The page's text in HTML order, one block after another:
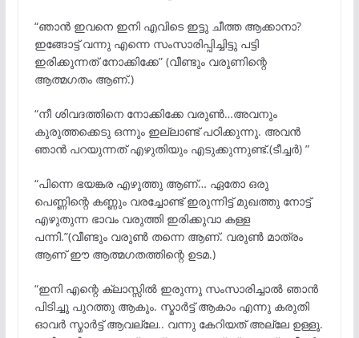
“ഞാൻ ഇവനെ ഇനി എവിടെ ഇട്ടു ചീത്ത ആക്കാനാ?
ഇങ്ങോട്ട് വന്നു എന്നെ സംസാരിപ്പിച്ചിട്ടു പട്ടി
ഇരിക്കുന്നത് നോക്കിക്കേ” (വീണ്ടും വരുണിന്റെ
ആത്മഗതം ആണ്.)
“നീ ശിവദത്തിനെ നോക്കിക്കേ വരുൺ…അവനും
കുരുത്തക്കെടു ഒന്നും ഇല്ലാണ്ട് പഠിക്കുന്നു. അവൻ
ഞാൻ പറയുന്നത് എഴുതിയും എടുക്കുന്നുണ്ട്.(ടീച്ചർ) ”
“പിന്നെ ഭയങ്കര എഴുത്തു ആണ്… ഏതോ ഒരു
പെണ്ണിന്റെ കണ്ണും വരച്ചോണ്ട് ഇരുന്നിട്ട് മുഖത്തു നോട്ട്
എഴുതുന്ന ഭാവം വരുത്തി ഇരിക്കുവാ കള്ള
പന്നി.”(വീണ്ടും വരുൺ തന്നെ ആണ്. വരുൺ മാത്രം
ആണ് ഈ ആത്മഗതത്തിന്റെ ഉടമ.)
“ഇനി എന്റെ ക്ലാസ്സിൽ ഇരുന്നു സംസാരിച്ചാൽ ഞാൻ
പിടിച്ചു പുറത്തു ആകും. സ്മാർട്ട്‌ ആകാം എന്നു കരുതി
ഓവർ സ്മാർട്ട്‌ ആവല്ലേ.. വന്നു കേറിയത്‌ അല്ലേ ഉള്ളൂ.